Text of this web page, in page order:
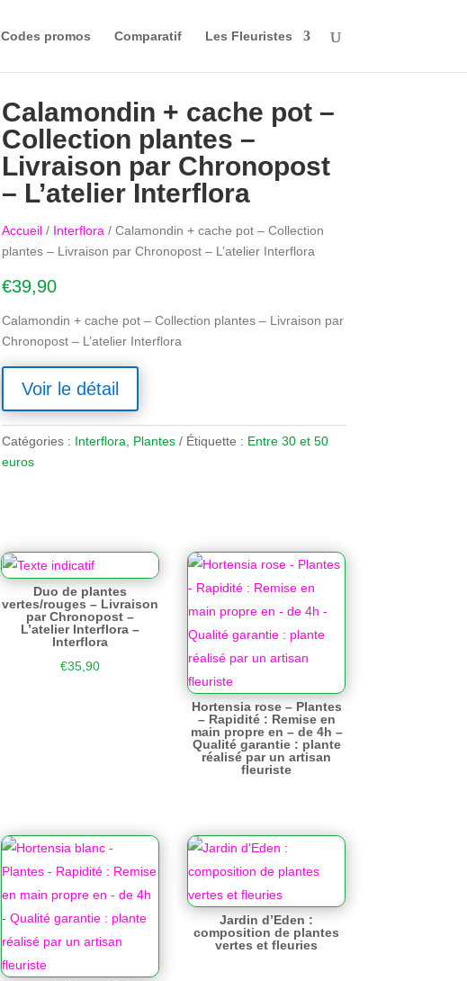
Codes promos Comparatif Les Fleuristes
Calamondin + cache pot –
Collection plantes –
Livraison par Chronopost
– L’atelier Interflora
Accueil/ Interflora/ Calamondin + cache pot – Collection
plantes – Livraison par Chronopost – L’atelier Interflora
€39,90
Calamondin + cache pot – Collection plantes – Livraison par
Chronopost – L’atelier Interflora
Voir le détail
Catégories : Interflora Plantes Étiquette : Entre 30 et 50
euros
Duo de plantes
vertes/rouges – Livraison
par Chronopost –
L’atelier Interflora –
Interflora
€35,90
Hortensia rose – Plantes
– Rapidité : Remise en
main propre en – de 4h –
Qualité garantie : plante
réalisé par un artisan
fleuriste
Jardin d’Eden :
composition de plantes
vertes et fleuries